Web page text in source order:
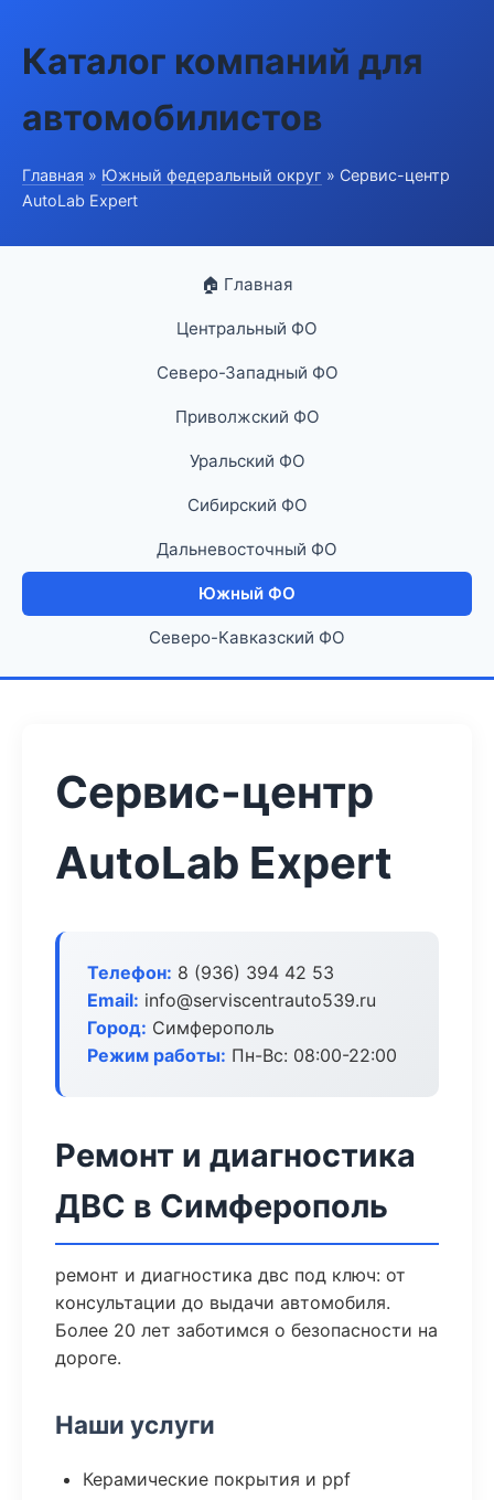
Каталог компаний для
автомобилистов
Главная » Южный федеральный округ » Сервис-центр
AutoLab Expert
🏠 Главная
Центральный ФО
Северо-Западный ФО
Приволжский ФО
Уральский ФО
Сибирский ФО
Дальневосточный ФО
Южный ФО
Северо-Кавказский ФО
Сервис-центр
AutoLab Expert
Телефон: 8 (936) 394 42 53
Email: info@serviscentrauto539.ru
Город: Симферополь
Режим работы: Пн-Вс: 08:00-22:00
Ремонт и диагностика
ДВС в Симферополь
ремонт и диагностика двс под ключ: от
консультации до выдачи автомобиля.
Более 20 лет заботимся о безопасности на
дороге.
Наши услуги
Керамические покрытия и ppf